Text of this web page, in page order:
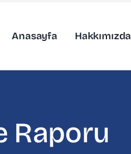
Anasayfa
Hakkımızda
Raporu